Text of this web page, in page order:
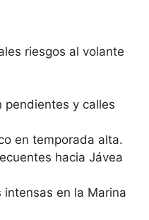
riesgos al volante
pendientes y calles
en temporada alta.
hacia Jávea
intensas en la Marina